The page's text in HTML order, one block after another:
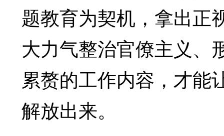
题教育为契机，拿出正
大力气整治官僚主义、
累赘的工作内容，才能
解放出来。